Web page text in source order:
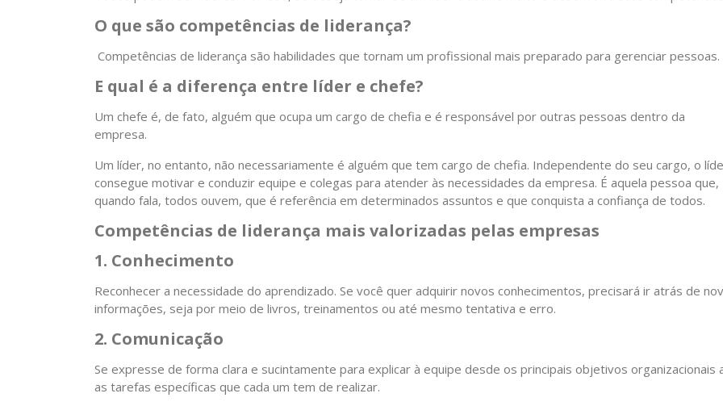
O que são competências de liderança?
Competências de liderança são habilidades que tornam um profissional mais preparado para gerenciar pessoas.
E qual é a diferença entre líder e chefe?
Um chefe é, de fato, alguém que ocupa um cargo de chefia e é responsável por outras pessoas dentro da
empresa.
Um líder, no entanto, não necessariamente é alguém que tem cargo de chefia. Independente do seu cargo, o
consegue motivar e conduzir equipe e colegas para atender às necessidades da empresa. É aquela pessoa que,
quando fala, todos ouvem, que é referência em determinados assuntos e que conquista a confiança de todos.
Competências de liderança mais valorizadas pelas empresas
1. Conhecimento
Reconhecer a necessidade do aprendizado. Se você quer adquirir novos conhecimentos, precisará ir atrás de
informações, seja por meio de livros, treinamentos ou até mesmo tentativa e erro.
2. Comunicação
Se expresse de forma clara e sucintamente para explicar à equipe desde os principais objetivos organizacionais
as tarefas específicas que cada um tem de realizar.